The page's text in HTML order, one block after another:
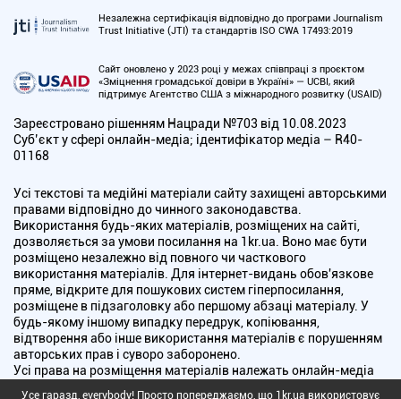
Незалежна сертифікація відповідно до програми Journalism
Trust Initiative (JTI) та стандартів ISO CWA 17493:2019
Сайт оновлено у 2023 році у межах співпраці з проєктом
«Зміцнення громадської довіри в Україні» — UCBI, який
підтримує Агентство США з міжнародного розвитку (USAID)
Зареєстровано рішенням Нацради №703 від 10.08.2023
Cуб’єкт у сфері онлайн-медіа; ідентифікатор медіа – R40-
01168
Усі текстові та медійні матеріали сайту захищені авторськими
правами відповідно до чинного законодавства.
Використання будь-яких матеріалів, розміщених на сайті,
дозволяється за умови посилання на 1kr.ua. Воно має бути
розміщено незалежно від повного чи часткового
використання матеріалів. Для інтернет-видань обов'язкове
пряме, відкрите для пошукових систем гіперпосилання,
розміщене в підзаголовку або першому абзаці матеріалу. У
будь-якому іншому випадку передрук, копіювання,
відтворення або інше використання матеріалів є порушенням
авторських прав і суворо заборонено.
Усі права на розміщення матеріалів належать онлайн-медіа
Усе гаразд, everybody! Просто попереджаємо, що 1kr.ua використовує